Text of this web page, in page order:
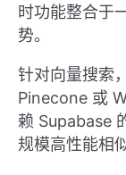
时功能整合于
势。
针对向量搜索
Pinecone 或
赖 Supabase
规模高性能相